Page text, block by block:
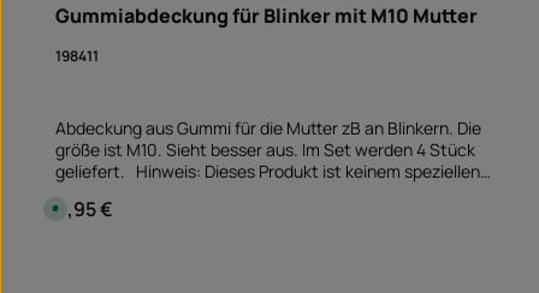
Gummiabdeckung für Blinker mit M10 Mutter
198411
Abdeckung aus Gummi für die Mutter zB an Blinkern. Die
größe ist M10. Sieht besser aus. Im Set werden 4 Stück
geliefert. Hinweis: Dieses Produkt ist keinem speziellen
Fahrzeug zugeordnet - Bitte prüfen, ob dieser Artikel passt
und/oder benötigt wird.
Regulärer Preis:
S
o
9,95 €